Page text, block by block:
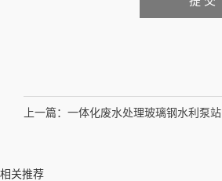
上一篇： 一体化废水处理玻璃钢水利泵站
相关推荐